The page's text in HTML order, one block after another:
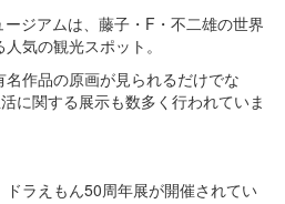
ジアムは、藤子・F・不二雄の世界
気の観光スポット。
名作品の原画が見られるだけでな
に関する展示も数多く行われていま
ラえもん50周年展が開催されてい